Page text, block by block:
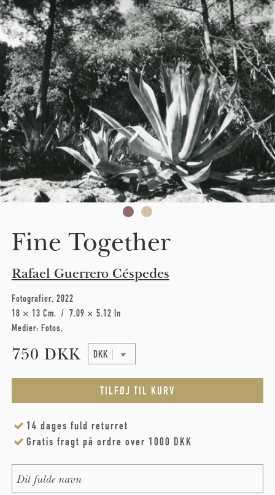
Skip to main content
Fine Together
Rafael Guerrero Céspedes
Fotografier 2022
18 × 13 Cm
7.09 × 5.12 In
Medier: Fotos
750 DKK
14 dages fuld returret
Gratis fragt på ordre over 1000 DKK